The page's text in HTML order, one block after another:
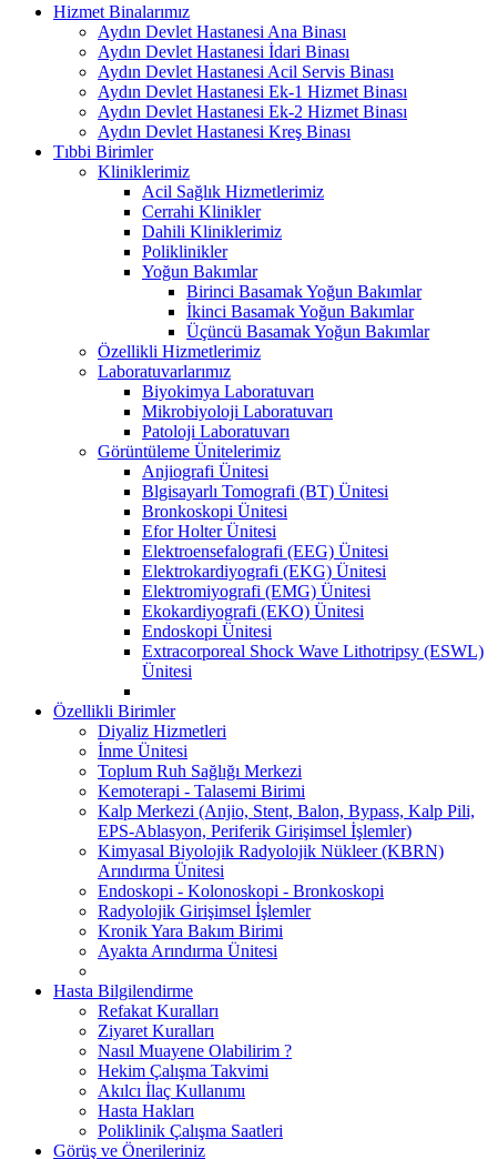
Hizmet Binalarımız
Aydın Devlet Hastanesi Ana Binası
Aydın Devlet Hastanesi İdari Binası
Aydın Devlet Hastanesi Acil Servis Binası
Aydın Devlet Hastanesi Ek-1 Hizmet Binası
Aydın Devlet Hastanesi Ek-2 Hizmet Binası
Aydın Devlet Hastanesi Kreş Binası
Tıbbi Birimler
Kliniklerimiz
Acil Sağlık Hizmetlerimiz
Cerrahi Klinikler
Dahili Kliniklerimiz
Poliklinikler
Yoğun Bakımlar
Birinci Basamak Yoğun Bakımlar
İkinci Basamak Yoğun Bakımlar
Üçüncü Basamak Yoğun Bakımlar
Özellikli Hizmetlerimiz
Laboratuvarlarımız
Biyokimya Laboratuvarı
Mikrobiyoloji Laboratuvarı
Patoloji Laboratuvarı
Görüntüleme Ünitelerimiz
Anjiografi Ünitesi
Blgisayarlı Tomografi (BT) Ünitesi
Bronkoskopi Ünitesi
Efor Holter Ünitesi
Elektroensefalografi (EEG) Ünitesi
Elektrokardiyografi (EKG) Ünitesi
Elektromiyografi (EMG) Ünitesi
Ekokardiyografi (EKO) Ünitesi
Endoskopi Ünitesi
Extracorporeal Shock Wave Lithotripsy (ESWL)
Ünitesi
Özellikli Birimler
Diyaliz Hizmetleri
İnme Ünitesi
Toplum Ruh Sağlığı Merkezi
Kemoterapi - Talasemi Birimi
Kalp Merkezi (Anjio, Stent, Balon, Bypass, Kalp Pili,
EPS-Ablasyon, Periferik Girişimsel İşlemler)
Kimyasal Biyolojik Radyolojik Nükleer (KBRN)
Arındırma Ünitesi
Endoskopi - Kolonoskopi - Bronkoskopi
Radyolojik Girişimsel İşlemler
Kronik Yara Bakım Birimi
Ayakta Arındırma Ünitesi
Hasta Bilgilendirme
Refakat Kuralları
Ziyaret Kuralları
Nasıl Muayene Olabilirim ?
Hekim Çalışma Takvimi
Akılcı İlaç Kullanımı
Hasta Hakları
Poliklinik Çalışma Saatleri
Görüş ve Önerileriniz